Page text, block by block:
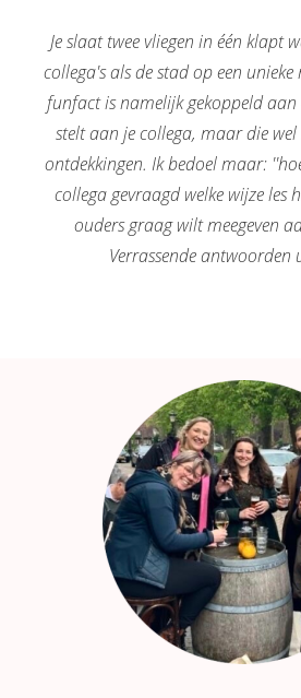
Je slaat twee vliegen in één klapt
collega's als de stad op een
funfact is namelijk gekoppeld
stelt aan je collega, maar die
ontdekkingen. Ik bedoel maar:
collega gevraagd welke wijze
ouders graag wilt meegeven
Verrassende antwoorden